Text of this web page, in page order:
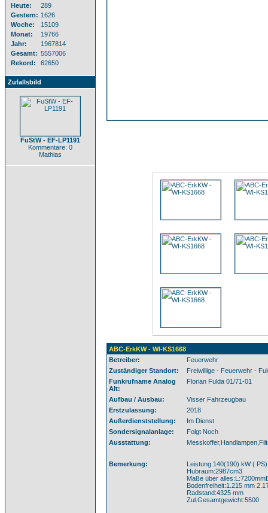
Heute:
289
Gestern: 1626
Woche:
15109
Monat:
19766
Jahr:
1967814
Gesamt: 5557006
Rekord:
62650
Zufallsbild
FuStW - EF-LP1191
Kommentare: 0
Mathias
ABC-ErkKW - WI-KS1668
Betreiber:
Feuerwehr
Zuständiger Standort:
Freiwillige - Feuerwehr -
Funkrufname Analog
Alt:
Florian Fulda 01/71-01
Aufbau / Ausbau:
Visser Fahrzeugbau
Erstzulassung:
2018
Außerdienststellung:
Im Dienst
Sondersignalanlage:
Folgt Noch
Ausstattung:
Bemerkung:
Leistung:140(190) kW (
Hubraum:2987cm3
Maße über
Bodenfreiheit:1.215 mm
Radstand:4325 mm
Zul.Gesamtgewicht:5500